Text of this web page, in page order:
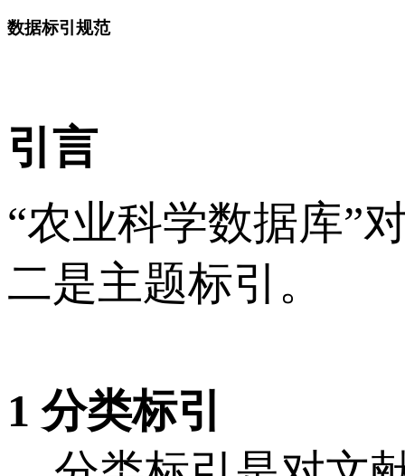
数据标引规范
引言
“农业科学数据库”
二是主题标引。
1 分类标引